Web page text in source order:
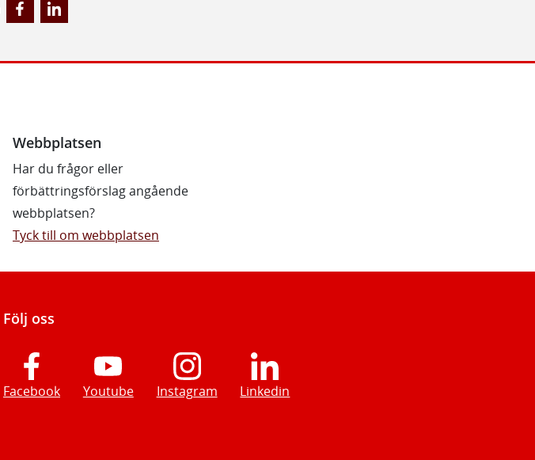
Webbplatsen
Har du frågor eller
förbättringsförslag angående
webbplatsen?
Tyck till om webbplatsen
Följ oss
Facebook Youtube Instagram Linkedin